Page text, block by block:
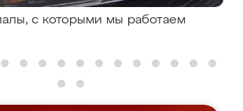
с которыми мы работаем